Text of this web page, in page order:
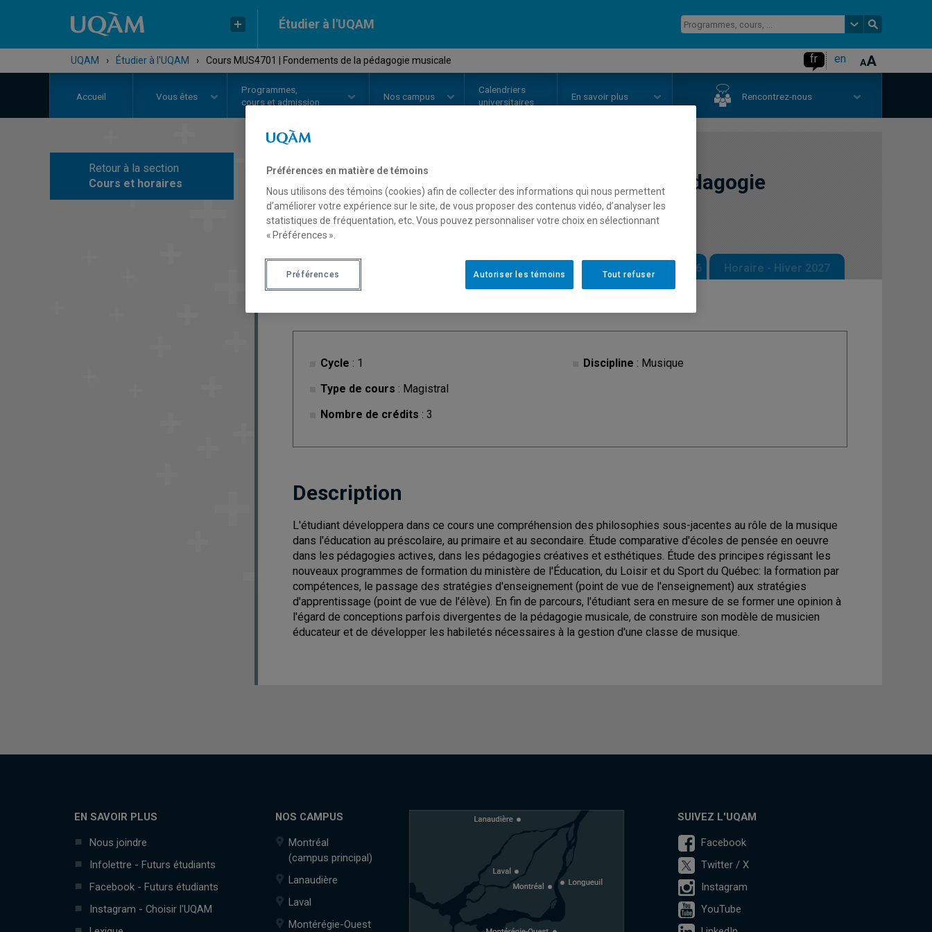
Étudier à l'UQAM
UQAM › Étudier à l'UQAM › Cours MUS4701 | Fondements de la pédagogie musicale fr en
Accueil Vous êtes
Programmes,
cours et admission
Nos campus
Calendriers
universitaires
En savoir plus Rencontrez-nous
Retour à la section
Cours et horaires
COURS// MUS4701 -
Fondements de la pédagogie
musicale
Horaire - Été 2026 Horaire - Automne 2026 Horaire - Hiver 2027
Cycle : 1
Type de cours : Magistral
Nombre de crédits : 3
Discipline : Musique
Description
L'étudiant développera dans ce cours une compréhension des philosophies sous-jacentes au rôle de la musique
dans l'éducation au préscolaire, au primaire et au secondaire. Étude comparative d'écoles de pensée en oeuvre
dans les pédagogies actives, dans les pédagogies créatives et esthétiques. Étude des principes régissant les
nouveaux programmes de formation du ministère de l'Éducation, du Loisir et du Sport du Québec: la formation par
compétences, le passage des stratégies d'enseignement (point de vue de l'enseignement) aux stratégies
d'apprentissage (point de vue de l'élève). En fin de parcours, l'étudiant sera en mesure de se former une opinion à
l'égard de conceptions parfois divergentes de la pédagogie musicale, de construire son modèle de musicien
éducateur et de développer les habiletés nécessaires à la gestion d'une classe de musique.
EN SAVOIR PLUS
Nous joindre
Infolettre - Futurs étudiants
Facebook - Futurs étudiants
Instagram - Choisir l'UQAM
NOS CAMPUS
Montréal
(campus principal)
Lanaudière
Laval
Montérégie-Ouest
SUIVEZ L'UQAM
Facebook
Twitter / X
Instagram
YouTube
Préférences en matière de témoins
Nous utilisons des témoins (cookies) afin de collecter des informations qui nous permettent
d’améliorer votre expérience sur le site, de vous proposer des contenus vidéo, d’analyser les
statistiques de fréquentation, etc. Vous pouvez personnaliser votre choix en sélectionnant
« Préférences ».
Tout refuser
Autoriser les témoins
Préférences